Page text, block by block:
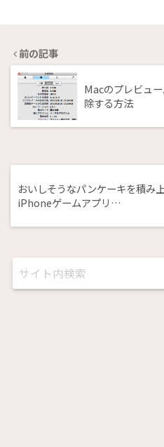
前の記事
Macのプレビュ
除する方法
おいしそうなパンケーキを積み
iPhoneゲームアプリ…